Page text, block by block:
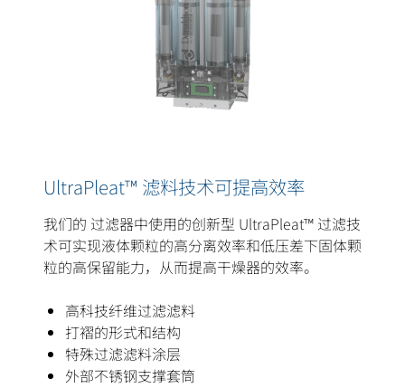
UltraPleat™ 滤料技术可提高效率
我们的 过滤器中使用的创新型 UltraPleat™ 过滤技
术可实现液体颗粒的高分离效率和低压差下固体颗
粒的高保留能力，从而提高干燥器的效率。
高科技纤维过滤滤料
打褶的形式和结构
特殊过滤滤料涂层
外部不锈钢支撑套筒